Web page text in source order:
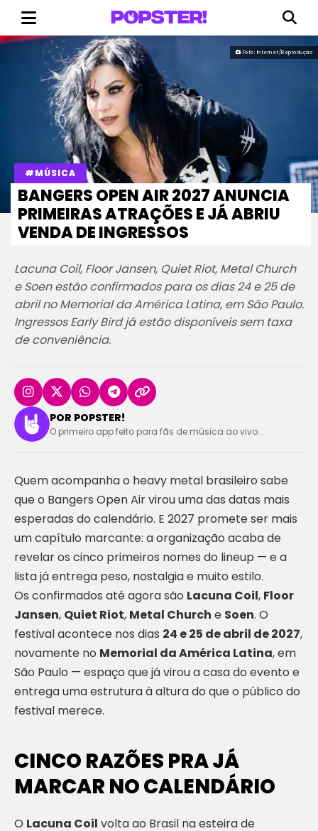
Foto: Internet/Reprodução
#MÚSICA
BANGERS OPEN AIR 2027 ANUNCIA
PRIMEIRAS ATRAÇÕES E JÁ ABRIU
VENDA DE INGRESSOS
Lacuna Coil, Floor Jansen, Quiet Riot, Metal Church
e Soen estão confirmados para os dias 24 e 25 de
abril no Memorial da América Latina, em São Paulo.
Ingressos Early Bird já estão disponíveis sem taxa
de conveniência.
POR POPSTER!
O primeiro app feito para fãs de música ao vivo...
Quem acompanha o heavy metal brasileiro sabe
que o Bangers Open Air virou uma das datas mais
esperadas do calendário. E 2027 promete ser mais
um capítulo marcante: a organização acaba de
revelar os cinco primeiros nomes do lineup — e a
lista já entrega peso, nostalgia e muito estilo.
Os confirmados até agora são Lacuna Coil, Floor
Jansen, Quiet Riot, Metal Church e Soen. O
festival acontece nos dias 24 e 25 de abril de 2027,
novamente no Memorial da América Latina, em
São Paulo — espaço que já virou a casa do evento e
entrega uma estrutura à altura do que o público do
festival merece.
CINCO RAZÕES PRA JÁ
MARCAR NO CALENDÁRIO
O Lacuna Coil volta ao Brasil na esteira de